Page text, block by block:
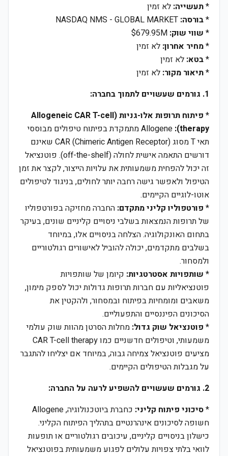
*תעשייה: לא זמין
*בורסה:
* שווי שוק:
*מחיר אחרון: לא זמין
*בטא: לא זמין
*תיאור מקור: לא זמין
1. גורמים שעשויים לתמוך בחברה:
*
פיתוח תרופות אלו-גניות (Allogeneic CAR T-cell
therapy):
Allogene מתמקדת בפיתוח טיפולים מבוססי
תאי T מסוג CAR (Chimeric Antigen Receptor) שאינם
דורשים התאמה אישית לחולה (off-the-shelf). פוטנציאל
זה יכול להפחית משמעותית את עלויות הייצור, לקצר את זמן
הטיפול ולאפשר גישה רחבה יותר לחולים, בניגוד לטיפולים
אוטו-לוגיים הקיימים.
* פורטפוליו קליני מתקדם: החברה מחזיקה בפורטפוליו
של תרופות הנמצאות בשלבי ניסויים קליניים שונים, בעיקר
בתחום האונקולוגיה. הצלחה בניסויים אלו, במיוחד
בשלבים מתקדמים, יכולה להוביל לאישורים רגולטוריים
ולמסחור.
* שותפויות אסטרטגיות: קיומן של שותפויות
פוטנציאליות עם חברות תרופות גדולות יכול לספק מימון,
משאבים ומומחיות בפיתוח ובמסחור, ולהקטין את
הסיכונים הפיננסיים והתפעוליים.
* פוטנציאל שוק גדול: מחלות הסרטן מהוות שוק עולמי
משמעותי, וטיפולים חדשניים כמו CAR T-cell therapy
מציעים פוטנציאל צמיחה גבוה, במיוחד אם יצליחו להתגבר
על מגבלות הטיפולים הקיימים.
2. גורמים שעשויים להשפיע לרעה על החברה:
*סיכוני פיתוח קליני:
כחברת ביוטכנולוגיה, Allogene
חשופה לסיכונים אינהרנטיים בתהליך הפיתוח הקליני.
כישלון בניסויים קליניים, עיכובים רגולטוריים או תופעות
לוואי בלתי צפויות עלולים לפגוע משמעותית בפוטנציאל